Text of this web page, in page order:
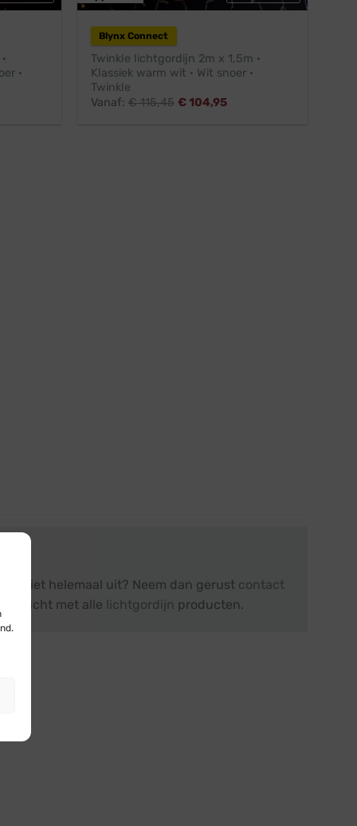
·
Blynx Connect
Twinkle lichtgordijn 2m x 1,5m ·
Klassiek warm wit · Wit snoer ·
Twinkle
Vanaf: €115,45 €104,95
niet helemaal uit? Neem dan gerust contact
met alle lichtgordijn producten.